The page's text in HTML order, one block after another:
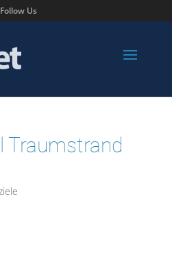
Follow Us
Traumstrand